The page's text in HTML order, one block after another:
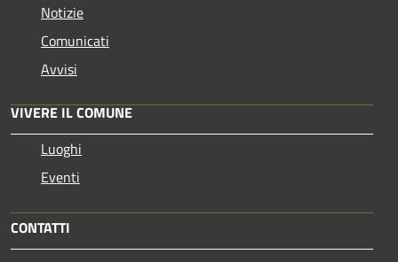
Notizie
Comunicati
Avvisi
VIVERE IL COMUNE
Luoghi
Eventi
CONTATTI